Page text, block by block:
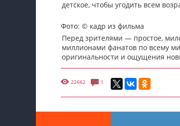
детское, чтобы угодить всем
Фото: © кадр из фильма
Перед зрителями — простое,
миллионами фанатов по всему
оригинальности и ощущения
22662 1